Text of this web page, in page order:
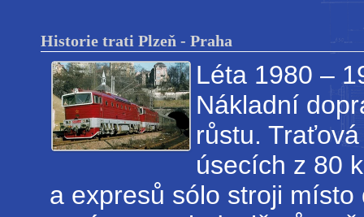
Historie trati Plzeň - Praha
Léta 1980 –
Nákladní
růstu.
úsecích z 80
a expresů sólo stroji